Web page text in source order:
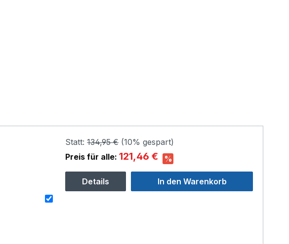
Statt: 134,95 € (10% gespart)
Preis für alle: 121,46 € %
Details In den Warenkorb